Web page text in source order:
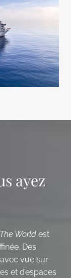
ayez
The World est
Des
vue sur
et d’espaces